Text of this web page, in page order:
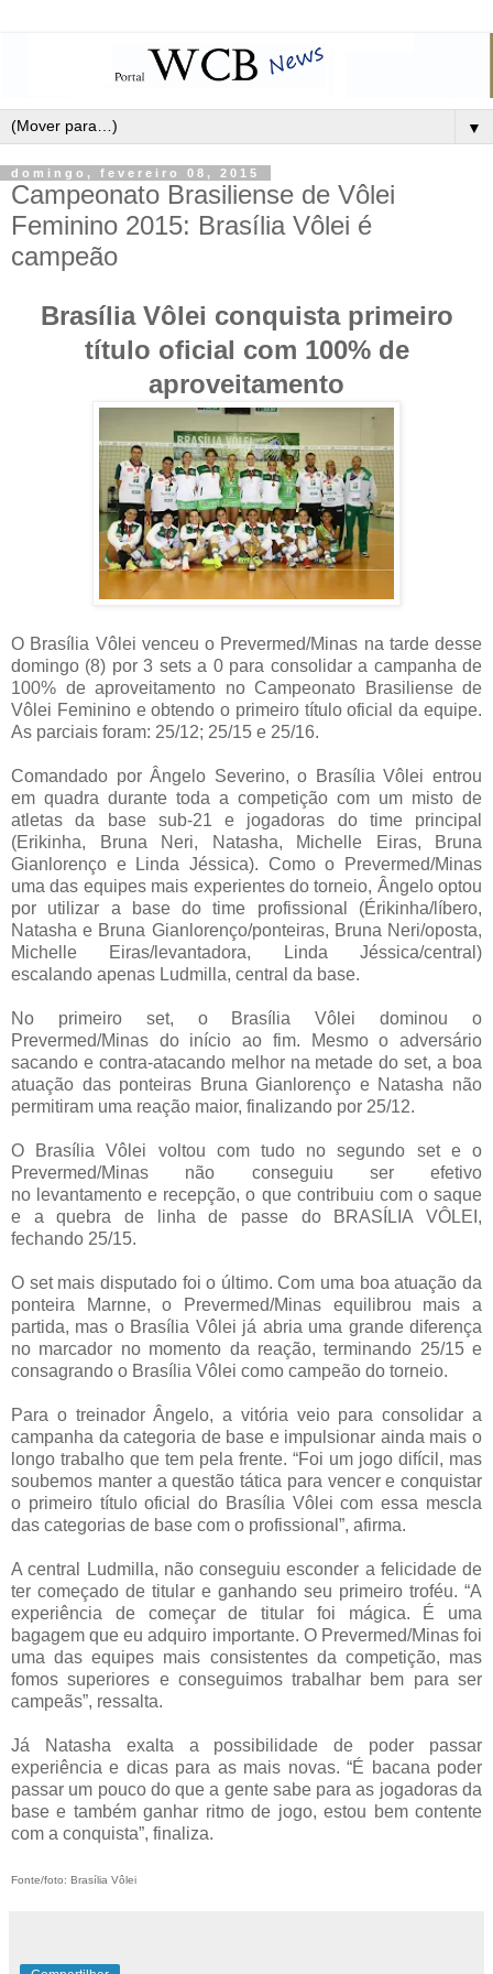
▼
domingo, fevereiro 08, 2015
Campeonato Brasiliense de Vôlei
Feminino 2015: Brasília Vôlei é
campeão
Brasília Vôlei conquista primeiro
título oficial com 100% de
aproveitamento
O Brasília Vôlei venceu o Prevermed/Minas na tarde desse
domingo (8) por 3 sets a 0 para consolidar a campanha de
100% de aproveitamento no Campeonato Brasiliense de
Vôlei Feminino e obtendo o primeiro título oficial da equipe.
As parciais foram: 25/12; 25/15 e 25/16.
Comandado por Ângelo Severino, o Brasília Vôlei entrou
em quadra durante toda a competição com um misto de
atletas da base sub-21 e jogadoras do time principal
(Erikinha, Bruna Neri, Natasha, Michelle Eiras, Bruna
Gianlorenço e Linda Jéssica). Como o Prevermed/Minas
uma das equipes mais experientes do torneio, Ângelo optou
por utilizar a base do time profissional (Érikinha/líbero,
Natasha e Bruna Gianlorenço/ponteiras, Bruna Neri/oposta,
Michelle Eiras/levantadora, Linda Jéssica/central)
escalando apenas Ludmilla, central da base.
No primeiro set, o Brasília Vôlei dominou o
Prevermed/Minas do início ao fim. Mesmo o adversário
sacando e contra-atacando melhor na metade do set, a boa
atuação das ponteiras Bruna Gianlorenço e Natasha não
permitiram uma reação maior, finalizando por 25/12.
O Brasília Vôlei voltou com tudo no segundo set e o
Prevermed/Minas não conseguiu ser efetivo
no levantamento e recepção, o que contribuiu com o saque
e a quebra de linha de passe do BRASÍLIA VÔLEI,
fechando 25/15.
O set mais disputado foi o último. Com uma boa atuação da
ponteira Marnne, o Prevermed/Minas equilibrou mais a
partida, mas o Brasília Vôlei já abria uma grande diferença
no marcador no momento da reação, terminando 25/15 e
consagrando o Brasília Vôlei como campeão do torneio.
Para o treinador Ângelo, a vitória veio para consolidar a
campanha da categoria de base e impulsionar ainda mais o
longo trabalho que tem pela frente. “Foi um jogo difícil, mas
soubemos manter a questão tática para vencer e conquistar
o primeiro título oficial do Brasília Vôlei com essa mescla
das categorias de base com o profissional”, afirma.
A central Ludmilla, não conseguiu esconder a felicidade de
ter começado de titular e ganhando seu primeiro troféu. “A
experiência de começar de titular foi mágica. É uma
bagagem que eu adquiro importante. O Prevermed/Minas foi
uma das equipes mais consistentes da competição, mas
fomos superiores e conseguimos trabalhar bem para ser
campeãs”, ressalta.
Já Natasha exalta a possibilidade de poder passar
experiência e dicas para as mais novas. “É bacana poder
passar um pouco do que a gente sabe para as jogadoras da
base e também ganhar ritmo de jogo, estou bem contente
com a conquista”, finaliza.
Fonte/foto: Brasília Vôlei